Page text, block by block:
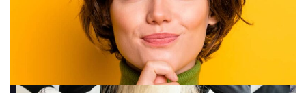
Satiec savu farmaceitu
“Garā kovida” noslēpumi